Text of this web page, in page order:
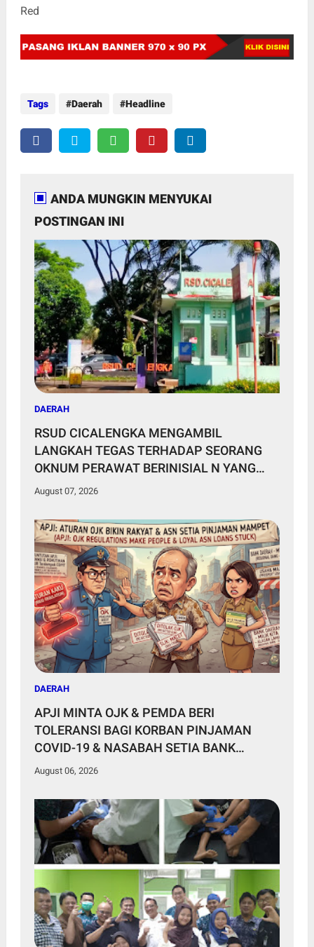
Red
Tags Daerah Headline
ANDA MUNGKIN MENYUKAI
POSTINGAN INI
DAERAH
RSUD CICALENGKA MENGAMBIL
LANGKAH TEGAS TERHADAP SEORANG
OKNUM PERAWAT BERINISIAL N YANG
MELONTARKAN KOMENTAR TIDAK
August 07, 2026
DAERAH
APJI MINTA OJK & PEMDA BERI
TOLERANSI BAGI KORBAN PINJAMAN
COVID-19 & NASABAH SETIA BANK
DAERAH
August 06, 2026